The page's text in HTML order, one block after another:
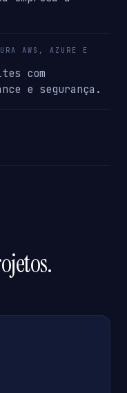
AWS, AZURE E
com
e segurança.